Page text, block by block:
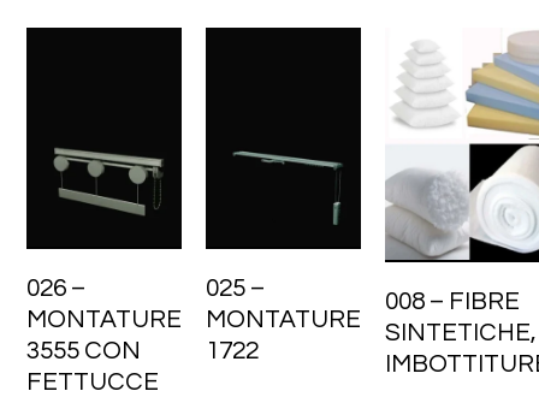
026 –
MONTATURE
3555 CON
FETTUCCE
025 –
MONTATURE
1722
008 – FIBRE
SINTETICHE,